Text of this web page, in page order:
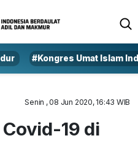
#Kongres Umat Islam
Senin , 08 Jun 2020, 16:43 WIB
19 di